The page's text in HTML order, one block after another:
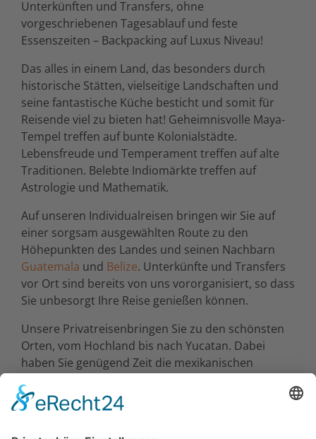
Unterkünften und Transfers, ohne
vorgeschriebenen Tagesablauf und feste
Essenszeiten – Backpacking auf Luxus Niveau!
Das alles in einem Land, das besonders durch
historische Stätten, vielseitige Landschaften und
seine fantastische Küche besticht und somit für
Reisende viel zu bieten hat! Geheimnisvolle Maya-
Tempel treffen auf bunte Kolonialstädte.
Lebensfreude und Temperament treffen auf alte
Traditionen. Belebte Indiomärkte treffen auf
Astrologie und Mathematik.
Auf unseren Individualreisen bringen wir Sie auf
einer sorgsam ausgewählten Route zu den
Höhepunkten des Landes und seinen Nachbarn
Guatemala und Belize. Unterkünfte und Transfers
vor Ort sind bereits von uns vororganisiert, so dass
Sie unbesorgt Ihre Reise genießen können.
Unsere Privatreisenbringen Sie zu den schönsten
Orten, vom Hochland bis nach Yucatan. Dabei
haben Sie genügend Zeit die mexikanischen
oder zusätzliche Tagesausflüge zu unternehmen.
Mexico City, Oaxaca, Palenque, Campeche, Merida